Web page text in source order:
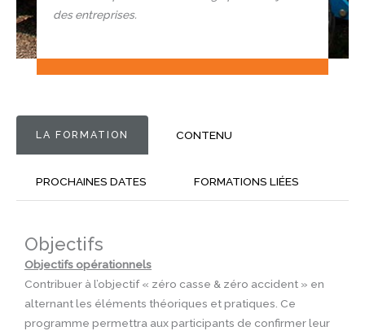
des entreprises.
LA FORMATION CONTENU
PROCHAINES DATES FORMATIONS LIÉES
Objectifs
Objectifs opérationnels
Contribuer à l’objectif « zéro casse & zéro accident » en
alternant les éléments théoriques et pratiques. Ce
programme permettra aux participants de confirmer leur